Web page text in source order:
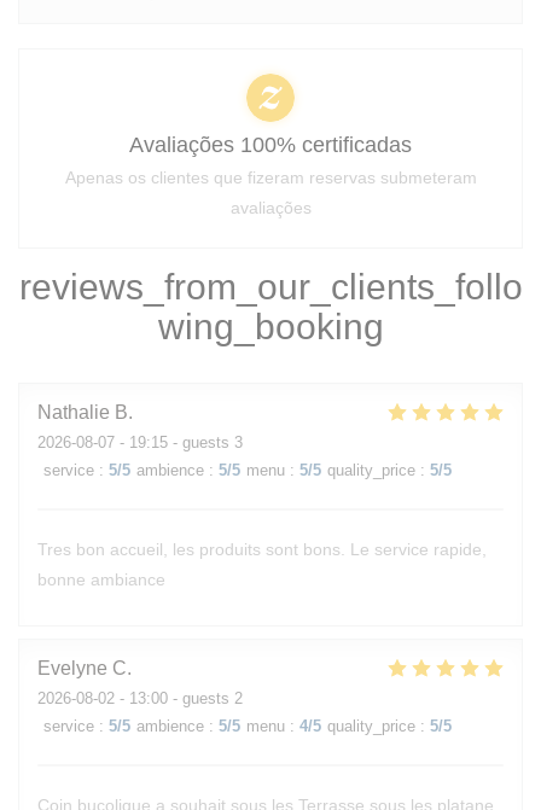
reviews_from_our_clients_follo
wing_booking
Nathalie B
2026-08-07 - 19:15 - guests 3
service : 5/5 ambience : 5/5 menu : 5/5 quality_price : 5/5
Tres bon accueil, les produits sont bons. Le service rapide,
bonne ambiance
Evelyne C
2026-08-02 - 13:00 - guests 2
service : 5/5 ambience : 5/5 menu : 4/5 quality_price : 5/5
Coin bucolique a souhait sous les Terrasse sous les platane
Avaliações 100% certificadas
Apenas os clientes que fizeram reservas submeteram
avaliações